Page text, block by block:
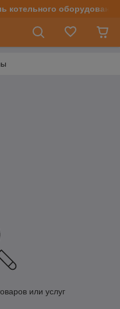
котельного оборудования
или услуг